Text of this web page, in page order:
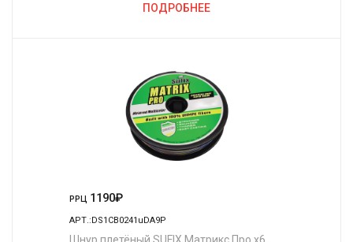
ПОДРОБНЕЕ
РРЦ 1190₽
АРТ.:DS1CB0241uDA9P